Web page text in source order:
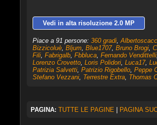
Vedi in alta risoluzione 2.0 MP
Piace a 91 persone: 360 gradi,
Bizzicoluè, Bljum, Blue1707, Bruno Brogi,
Fili, Fabrigalb, Fbbluca, Fernando Vendittelli,
Lorenzo Crovetto, Loris Polidori, Luca17,
Patrizia Salvetti, Patrizio Rigobello, Peppe
Stefano Vezzani, Terrestre Extra, Thomas
PAGINA: TUTTE LE PAGINE PAGINA